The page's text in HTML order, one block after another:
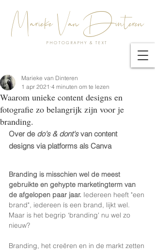
Marieke Van Dinteren
PHOTOGRAPHY & TEXT
Waarom unieke content designs en
fotografie zo belangrijk zijn voor je
branding.
Marieke van Dinteren
1 apr 2021 4 minuten om te lezen
Over de do's & dont's van content
designs via platforms als Canva
Branding is misschien wel de meest
gebruikte en gehypte marketingterm van
de afgelopen paar jaar. Iedereen heeft "een
brand", iedereen ís een brand, lijkt wel.
Maar is het begrip ‘branding' nu wel zo
nieuw?
Branding, het creëren en in de markt zetten